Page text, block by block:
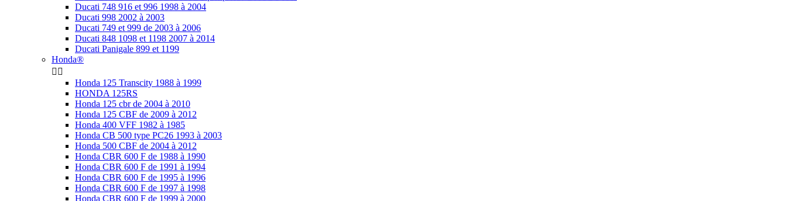
Ducati 748 916 et 996 1998 à 2004
Ducati 998 2002 à 2003
Ducati 749 et 999 de 2003 à 2006
Ducati 848 1098 et 1198 2007 à 2014
Ducati Panigale 899 et 1199
Honda®
 
Honda 125 Transcity 1988 à 1999
HONDA 125RS
Honda 125 cbr de 2004 à 2010
Honda 125 CBF de 2009 à 2012
Honda 400 VFF 1982 à 1985
Honda CB 500 type PC26 1993 à 2003
Honda 500 CBF de 2004 à 2012
Honda CBR 600 F de 1988 à 1990
Honda CBR 600 F de 1991 à 1994
Honda CBR 600 F de 1995 à 1996
Honda CBR 600 F de 1997 à 1998
Honda CBR 600 F de 1999 à 2000